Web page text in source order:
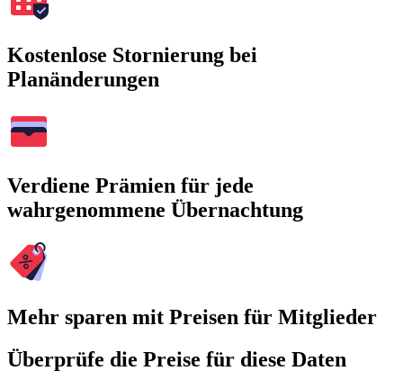
Kostenlose Stornierung bei
Planänderungen
Verdiene Prämien für jede
wahrgenommene Übernachtung
Mehr sparen mit Preisen für Mitglieder
Überprüfe die Preise für diese Daten